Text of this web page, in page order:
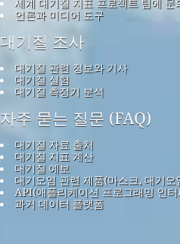
언론과 미디어 도구
대기질 조사
대기질 관련 정보와 기사
대기질 실험
대기질 측정기 분석
자주 묻는 질문 (FAQ)
대기질 자료 출처
대기질 지표 계산
대기질 예보
대기오염 관련 제품(마스크, 대기오
API(애플리케이션 프로그래밍 인
과거 데이터 플랫폼